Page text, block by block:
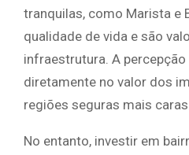
tranquilas, como Marista e
qualidade de vida e são
infraestrutura. A
diretamente no valor dos
regiões seguras mais
No entanto, investir em